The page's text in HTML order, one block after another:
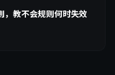
，教不会规则何时失效